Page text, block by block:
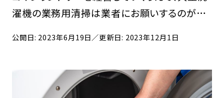
濯機の業務用清掃は業者にお願いするのが得
かけること […]
公開日: 2023年6月19日／更新日: 2023年12月1日